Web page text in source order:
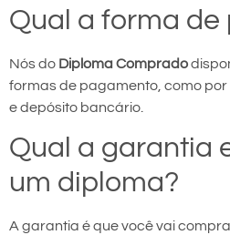
Qual a forma
Nós do Diploma Comprado
formas de pagamento, como
e depósito bancário.
Qual a garantia
um diploma?
A garantia é que você vai